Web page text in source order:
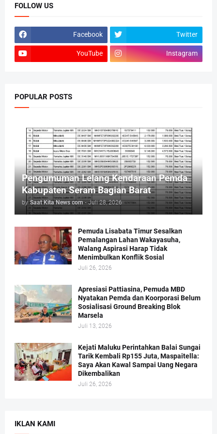
FOLLOW US
Facebook Twitter
YouTube Instagram
POPULAR POSTS
Pengumuman Lelang Kendaraan Pemda
Kabupaten Seram Bagian Barat
by Saat Kita News com - Juli 28, 2026
Pemuda Lisabata Timur Sesalkan
Pemalangan Lahan Wakayasuha,
Walang Aspirasi Harap Tidak
Menimbulkan Konflik Sosial
Juli 26, 2026
Apresiasi Pattiasina, Pemuda MBD
Nyatakan Pemda dan Koorporasi Belum
Sosialisasi Ground Breaking Blok
Marsela
Juli 13, 2026
Kejati Maluku Perintahkan Balai Sungai
Tarik Kembali Rp155 Juta, Maspaitella:
Saya Akan Kawal Sampai Uang Negara
Dikembalikan
Juli 26, 2026
IKLAN KAMI